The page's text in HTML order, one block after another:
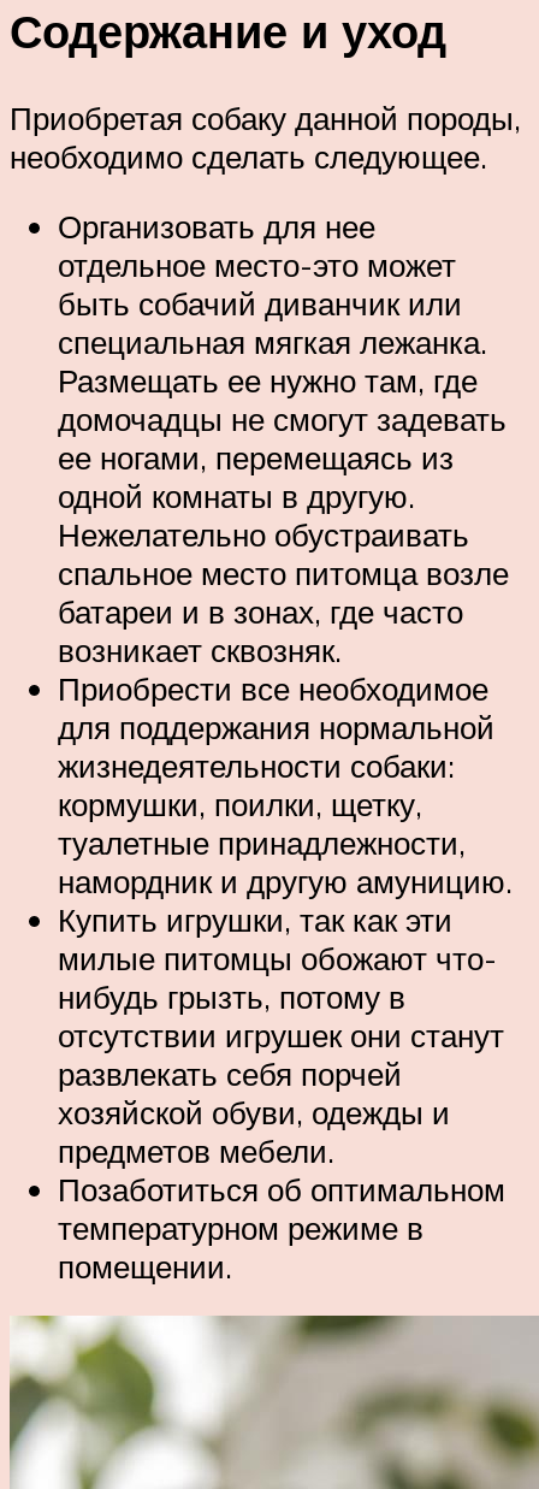
Содержание и уход
Приобретая собаку данной породы,
необходимо сделать следующее.
Организовать для нее
отдельное место-это может
быть собачий диванчик или
специальная мягкая лежанка.
Размещать ее нужно там, где
домочадцы не смогут задевать
ее ногами, перемещаясь из
одной комнаты в другую.
Нежелательно обустраивать
спальное место питомца возле
батареи и в зонах, где часто
возникает сквозняк.
Приобрести все необходимое
для поддержания нормальной
жизнедеятельности собаки:
кормушки, поилки, щетку,
туалетные принадлежности,
намордник и другую амуницию.
Купить игрушки, так как эти
милые питомцы обожают что-
нибудь грызть, потому в
отсутствии игрушек они станут
развлекать себя порчей
хозяйской обуви, одежды и
предметов мебели.
Позаботиться об оптимальном
температурном режиме в
помещении.